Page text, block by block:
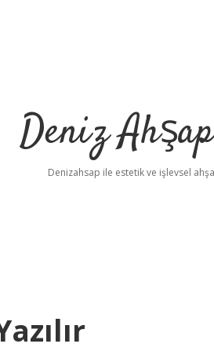
Deniz
Denizahsap ile estetik ve işlevsel